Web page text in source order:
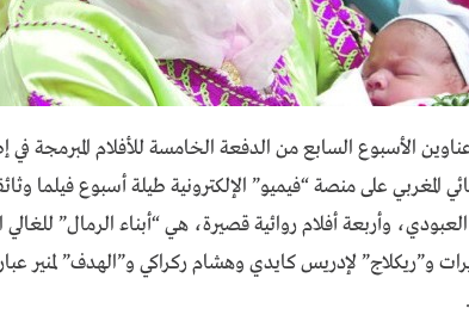
الأسبوع السابع من الدفعة الخامسة للأفلام المبرمجة في
المغربي على منصة “فيميو” الإلكترونية طيلة أسبوع فيلما
وأربعة أفلام روائية قصيرة، هي “أبناء الرمال”